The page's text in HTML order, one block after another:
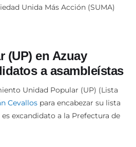
Unida Más Acción (SUMA)
(UP) en Azuay
a asambleístas
Unidad Popular (UP) (Lista
Cevallos para encabezar su lista
excandidato a la Prefectura de